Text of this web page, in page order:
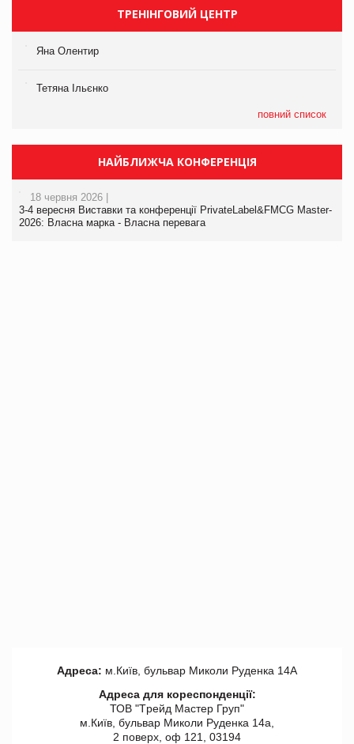
ТРЕНІНГОВИЙ ЦЕНТР
Яна Олентир
Тетяна Ільєнко
повний список
НАЙБЛИЖЧА КОНФЕРЕНЦІЯ
18 червня 2026 |
3-4 вересня Виставки та конференції PrivateLabel&FMCG Master-
2026: Власна марка - Власна перевага
Адреса: м.Київ, бульвар Миколи Руденка 14А
Адреса для кореспонденції:
ТОВ "Tрейд Мастер Груп"
м.Київ, бульвар Миколи Руденка 14а,
2 поверх, оф 121, 03194